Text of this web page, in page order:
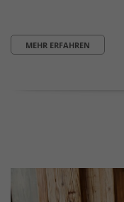
MEHR ERFAHREN